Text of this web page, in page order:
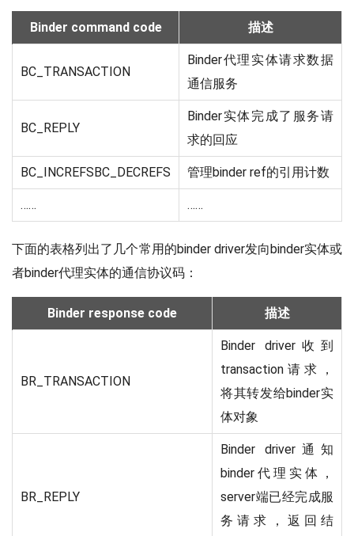
Binder command code 描述
BC_TRANSACTION
Binder代理实体请求数据
通信服务
BC_REPLY
Binder实体完成了服务请
求的回应
BC_INCREFSBC_DECREFS 管理binder ref的引用计数
…… ……
下面的表格列出了几个常用的binder driver发向binder实体或
者binder代理实体的通信协议码：
Binder response code 描述
BR_TRANSACTION
Binder driver收到
transaction请求，
将其转发给binder实
体对象
BR_REPLY
Binder driver通知
binder代理实体，
server端已经完成服
务请求，返回结